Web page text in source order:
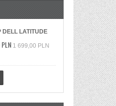
DELL LATITUDE
M.2 SSD
1 699,00 PLN